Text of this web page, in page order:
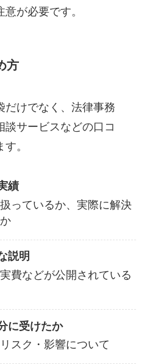
が必要です。
方
だけでなく、法律事務
談サービスなどの口コ
。
績
っているか、実際に解決
説明
費などが公開されている
に受けたか
スク・影響について